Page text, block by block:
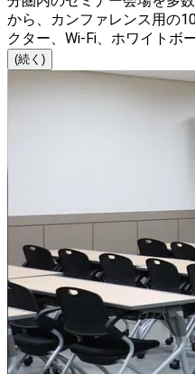
から、カンファレンス用の
クター、Wi-Fi、ホワイトボ
(続く)